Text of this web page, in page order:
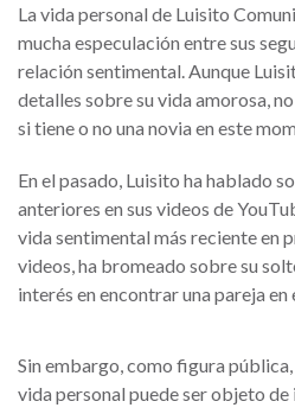
La vida personal de Luisito
mucha especulación entre sus
relación sentimental. Aunque
detalles sobre su vida amorosa,
si tiene o no una novia en este
En el pasado, Luisito ha hablado
anteriores en sus videos de
vida sentimental más reciente en
videos, ha bromeado sobre su
interés en encontrar una pareja en
Sin embargo, como figura
vida personal puede ser objeto de